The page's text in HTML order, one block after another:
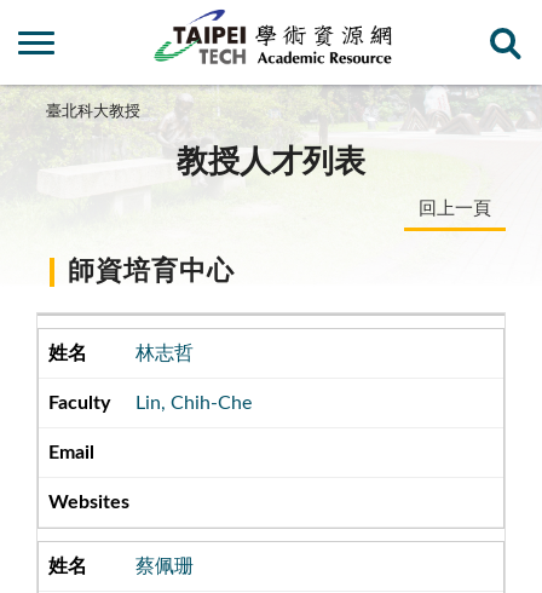
臺北科大教授
教授人才列表
回上一頁
師資培育中心
林志哲
Lin, Chih-Che
蔡佩珊